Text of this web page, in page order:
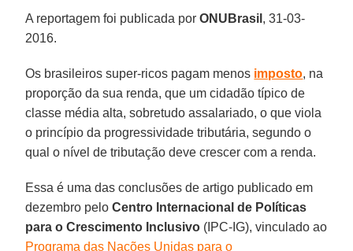
A reportagem foi publicada porONUBrasil , 31-03-
2016.
Os brasileiros super-ricos pagam menos imposto, na
proporção da sua renda, que um cidadão típico de
classe média alta, sobretudo assalariado, o que viola
o princípio da progressividade tributária, segundo o
qual o nível de tributação deve crescer com a renda.
Essa é uma das conclusões de artigo publicado em
dezembro peloCentro Internacional de Políticas
para o Crescimento Inclusivo (IPC-IG), vinculado ao
Programa das Nações Unidas para o